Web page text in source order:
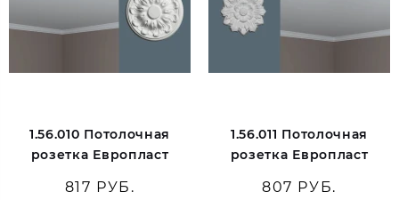
1.56.010 Потолочная
розетка Европласт
817 РУБ.
1.56.011 Потолочная
розетка Европласт
807 РУБ.